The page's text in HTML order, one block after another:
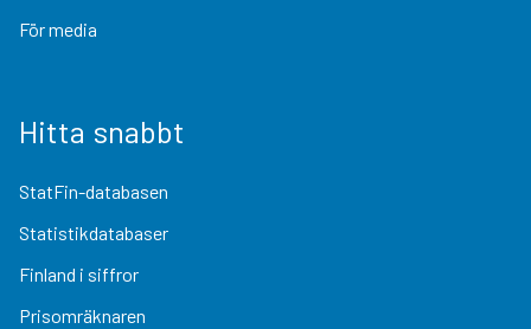
För media
Hitta snabbt
StatFin-databasen
Statistikdatabaser
Finland i siffror
Prisomräknaren